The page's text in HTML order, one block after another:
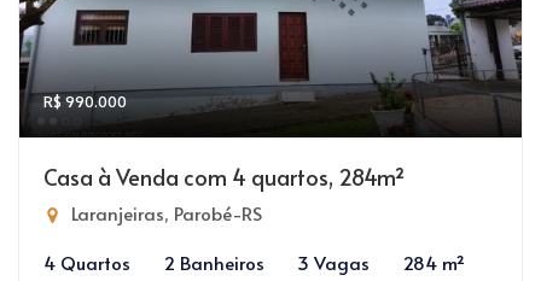
R$ 990.000
Casa à Venda com 4 quartos, 284m²
Laranjeiras, Parobé-RS
4 Quartos
2 Banheiros 3 Vagas 284 m²